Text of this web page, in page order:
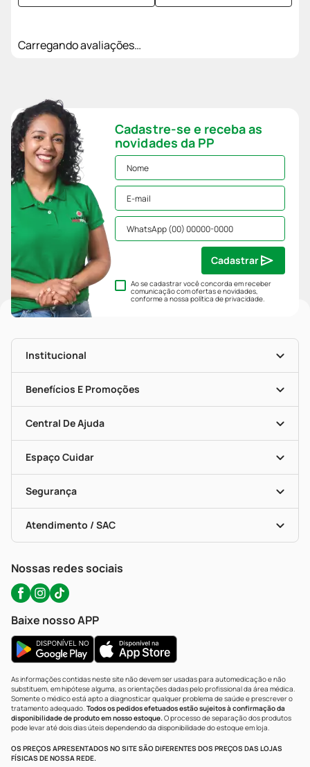
Carregando avaliações…
Cadastre-se e receba as
novidades da PP
Ao se cadastrar você concorda em receber
comunicação com ofertas e novidades,
conforme a nossapolítica de privacidade.
Cadastrar
Institucional
História
Nossas Lojas
Mapa De Categorias
Blog Da PP
Seja Uma Loja Parceira
Benefícios E Promoções
Clube PP
Convênios
Programa Popular Do Brasil
Encarte De Ofertas
Dermaclub
Descontos De Laboratório (PBM)
Cupons E Ofertas
Central De Ajuda
Entrega
Recompra Programada
Compras Com Receita
Alomed (tele-Entrega)
Formas De Pagamento
Troca E Devolução
Bulas De A A Z
Políticas De Marketplace
Espaço Cuidar
Vacinas
Serviços Farmacêuticos
Testes Rápidos
Autoteste Covid-19
Segurança
Certificado De Segurança
Portal Da Privacidade
Atendimento / SAC
WhatsApp (47) 9202-1687
Nossas redes sociais
Baixe nosso APP
As informações contidas neste site não devem ser usadas para automedicação e não
substituem, em hipótese alguma, as orientações dadas pelo profissional da área médica.
Somente o médico está apto a diagnosticar qualquer problema de saúde e prescrever o
tratamento adequado. Todos os pedidos efetuados estão sujeitos à confirmação da
disponibilidade de produto em nosso estoque.O processo de separação dos produtos
pode levar até dois dias úteis dependendo da disponibilidade do estoque em loja.
OS PREÇOS APRESENTADOS NO SITE SÃO DIFERENTES DOS PREÇOS DAS LOJAS
FÍSICAS DE NOSSA REDE.